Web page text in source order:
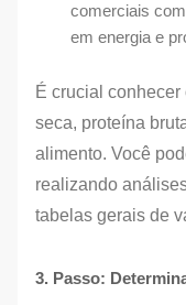
comerciais
em energia e
É crucial
seca, proteína
alimento. Você
realizando
tabelas gerais de
3. Passo: